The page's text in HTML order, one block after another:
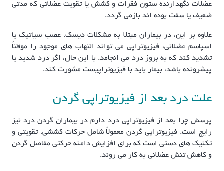
عضلات نگهدارنده ستون فقرات و کشش یا تقویت عضلاتی که مدتی
ضعیف یا سفت بوده اند بازمی گردد.
علاوه بر این، در بیماران مبتلا به مشکلات دیسک، عصب سیاتیک یا
اسپاسم عضلانی، فیزیوتراپی می تواند التهاب های موجود را موقتاً
تشدید کند که به بروز درد می انجامد. با این حال، اگر درد شدید یا
پیشرونده باشد، بیمار باید با فیزیوتراپیست مشورت کند.
علت درد بعد از فیزیوتراپی گردن
پرسش چرا بعد از فیزیوتراپی درد دارم در بیماران گردن درد نیز
رایج است. فیزیوتراپی گردن معمولاً شامل حرکات کششی، تقویتی و
تکنیک های دستی است که برای افزایش دامنه حرکتی مفاصل گردن
و کاهش تنش عضلانی به کار می روند.